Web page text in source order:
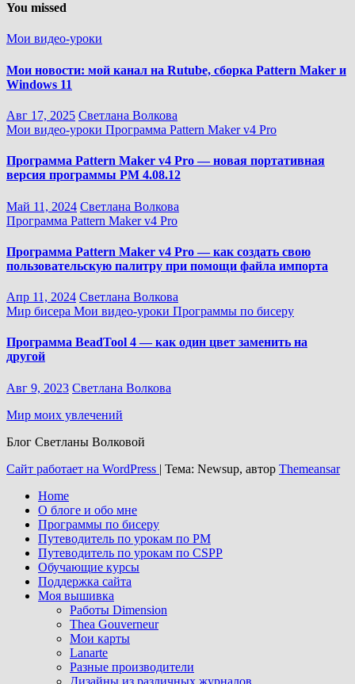
You missed
Мои видео-уроки
Мои новости: мой канал на Rutube, сборка Pattern Maker и
Windows 11
Авг 17, 2025 Светлана Волкова
Мои видео-уроки Программа Pattern Maker v4 Pro
Программа Pattern Maker v4 Pro — новая портативная
версия программы PM 4.08.12
Май 11, 2024 Светлана Волкова
Программа Pattern Maker v4 Pro
Программа Pattern Maker v4 Pro — как создать свою
пользовательскую палитру при помощи файла импорта
Апр 11, 2024 Светлана Волкова
Мир бисера Мои видео-уроки Программы по бисеру
Программа BeadTool 4 — как один цвет заменить на
другой
Авг 9, 2023 Светлана Волкова
Мир моих увлечений
Блог Светланы Волковой
Сайт работает на WordPress | Тема: Newsup, автор Themeansar
Home
О блоге и обо мне
Программы по бисеру
Путеводитель по урокам по PM
Путеводитель по урокам по CSPP
Обучающиe курсы
Поддержка сайта
Моя вышивка
Работы Dimension
Thea Gouverneur
Мои карты
Lanarte
Разные производители
Дизайны из различных журналов